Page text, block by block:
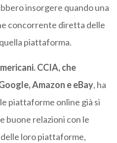
insorgere quando una
concorrente diretta delle
piattaforma.
CCIA, che
Amazon e eBay, ha
piattaforme online già si
buone relazioni con le
loro piattaforme,